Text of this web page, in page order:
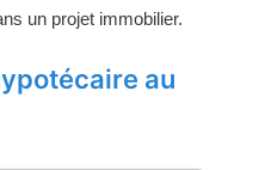
un projet immobilier.
au